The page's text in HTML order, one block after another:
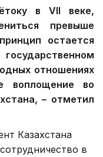
в VII веке,
превыше
остается
отношениях
воплощение во
– отметил
Казахстана
в